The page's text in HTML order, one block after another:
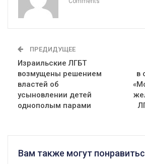
ПРЕДИДУЩЕЕ
Израильские ЛГБТ
возмущены решением
властей об
усыновлении детей
однополым парами
в
Вам также могут